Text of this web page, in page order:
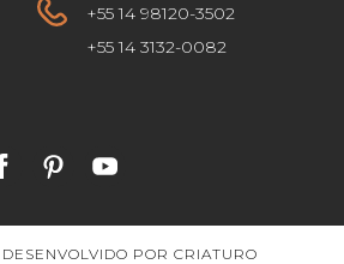
+55 14 98120-3502
+55 14 3132-0082
POR CRIATURO